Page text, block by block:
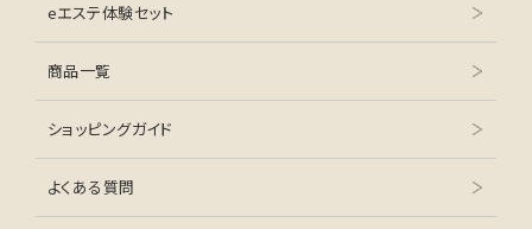
eエステ体験セット
商品一覧
ショッピングガイド
よくある質問